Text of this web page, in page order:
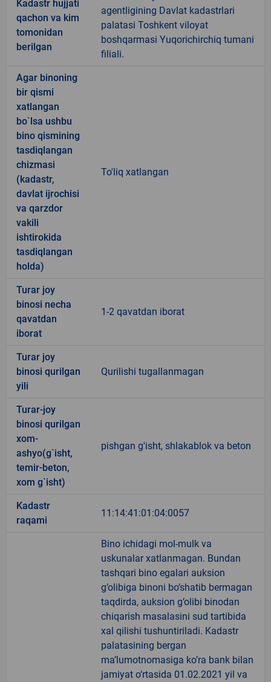
Kadastr hujjati
qachon va kim
tomonidan
berilgan
agentligining Davlat kadastrlari
palatasi Toshkent viloyat
boshqarmasi Yuqorichirchiq tumani
filiali.
Agar binoning
bir qismi
xatlangan
bo`lsa ushbu
bino qismining
tasdiqlangan
chizmasi
(kadastr,
davlat ijrochisi
va qarzdor
vakili
ishtirokida
tasdiqlangan
holda)
To'liq xatlangan
Turar joy
binosi necha
qavatdan
iborat
1-2 qavatdan iborat
Turar joy
binosi qurilgan
yili
Qurilishi tugallanmagan
Turar-joy
binosi qurilgan
xom-
ashyo(g`isht,
temir-beton,
xom g`isht)
pishgan g'isht, shlakablok va beton
Kadastr
raqami
11:14:41:01:04:0057
Bino ichidagi mol-mulk va
uskunalar xatlanmagan. Bundan
tashqari bino egalari auksion
g’olibiga binoni bo’shatib bermagan
taqdirda, auksion g’olibi binodan
chiqarish masalasini sud tartibida
xal qilishi tushuntiriladi. Kadastr
palatasining bergan
ma’lumotnomasiga ko’ra bank bilan
jamiyat o‘rtasida 01.02.2021 yil va